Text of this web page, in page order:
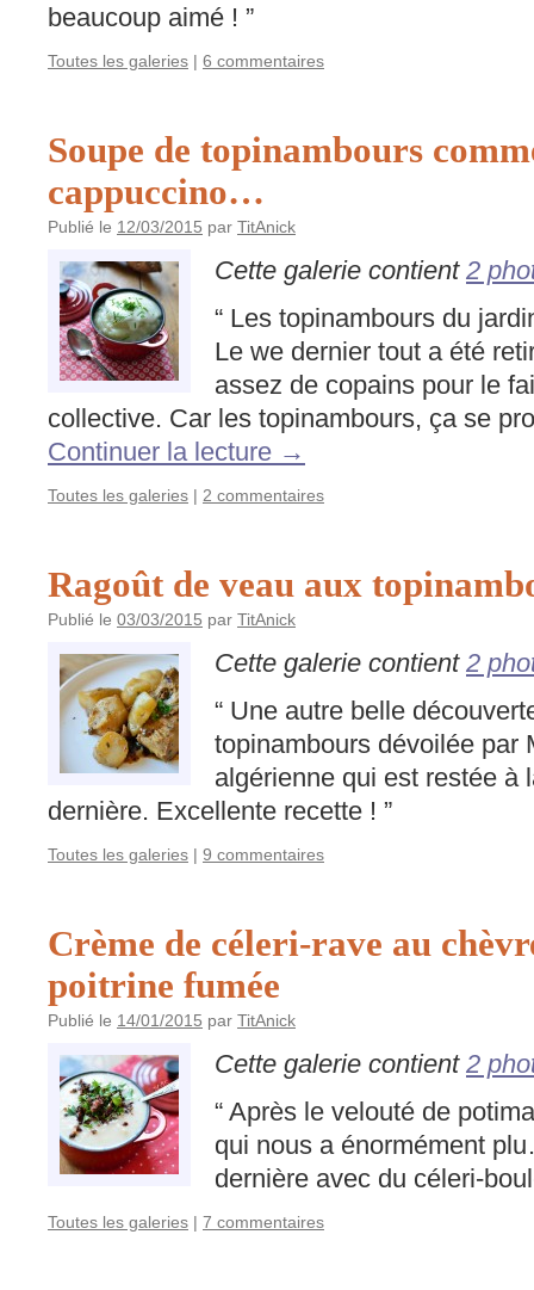
beaucoup aimé ! ”
Toutes les galeries | 6 commentaires
Soupe de topinambours
cappuccino…
Publié le 12/03/2015 par TitAnick
Cette galerie contient 2
“ Les topinambours du
Le we dernier tout a été
assez de copains pour le
collective. Car les topinambours, ça se
Continuer la lecture →
Toutes les galeries | 2 commentaires
Ragoût de veau aux
Publié le 03/03/2015 par TitAnick
Cette galerie contient 2
“ Une autre belle
topinambours dévoilée par
algérienne qui est restée à
dernière. Excellente recette ! ”
Toutes les galeries | 9 commentaires
Crème de céleri-rave au
poitrine fumée
Publié le 14/01/2015 par TitAnick
Cette galerie contient 2
“ Après le velouté de
qui nous a énormément
dernière avec du céleri-
Toutes les galeries | 7 commentaires